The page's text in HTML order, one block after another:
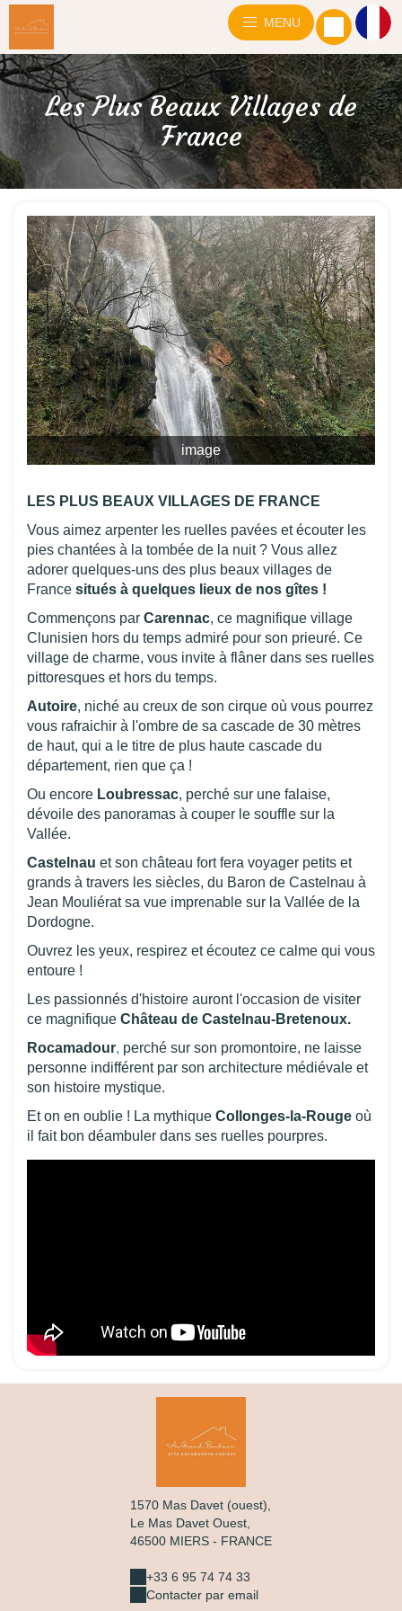
MENU
Les Plus Beaux Villages de
France
image
LES PLUS BEAUX VILLAGES DE FRANCE
Vous aimez arpenter les ruelles pavées et écouter les
pies chantées à la tombée de la nuit ? Vous allez
adorer quelques-uns des plus beaux villages de
France situés à quelques lieux de nos gîtes !
Commençons par Carennac, ce magnifique village
Clunisien hors du temps admiré pour son prieuré. Ce
village de charme, vous invite à flâner dans ses ruelles
pittoresques et hors du temps.
Autoire, niché au creux de son cirque où vous pourrez
vous rafraichir à l'ombre de sa cascade de 30 mètres
de haut, qui a le titre de plus haute cascade du
département, rien que ça !
Ou encore Loubressac, perché sur une falaise,
dévoile des panoramas à couper le souffle sur la
Vallée.
Castelnau et son château fort fera voyager petits et
grands à travers les siècles, du Baron de Castelnau à
Jean Mouliérat sa vue imprenable sur la Vallée de la
Dordogne.
Ouvrez les yeux, respirez et écoutez ce calme qui vous
entoure !
Les passionnés d'histoire auront l'occasion de visiter
ce magnifique Château de Castelnau-Bretenoux.
Rocamadour, perché sur son promontoire, ne laisse
personne indifférent par son architecture médiévale et
son histoire mystique.
Et on en oublie ! La mythique Collonges-la-Rouge où
il fait bon déambuler dans ses ruelles pourpres.
1570 Mas Davet (ouest),
Le Mas Davet Ouest,
46500 MIERS - FRANCE
+33 6 95 74 74 33
Contacter par email